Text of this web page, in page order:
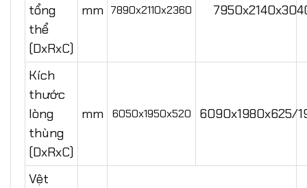
tổng
thể
(DxRxC)
mm 7890x2110x2360
Kích
thước
lòng
thùng
(DxRxC)
mm 6050x1950x520 6090x1980x625/
Vệt